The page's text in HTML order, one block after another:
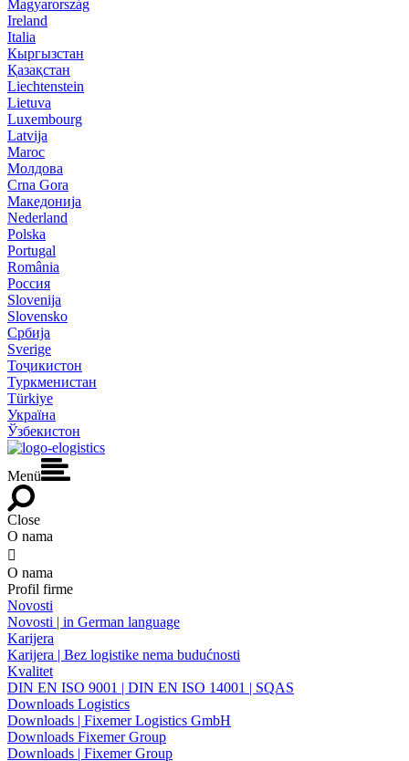
Magyarország
Ireland
Italia
Кыргызстан
Қазақстан
Liechtenstein
Lietuva
Luxembourg
Latvija
Maroc
Молдова
Crna Gora
Македонија
Nederland
Polska
Portugal
România
Россия
Slovenija
Slovensko
Србија
Sverige
Тоҷикистон
Туркменистан
Türkiye
Україна
Ўзбекистон
Menü
Close
O nama

O nama
Profil firme
Novosti
Novosti | in German language
Karijera
Karijera | Bez logistike nema budućnosti
Kvalitet
DIN EN ISO 9001 | DIN EN ISO 14001 | SQAS
Downloads Logistics
Downloads | Fixemer Logistics GmbH
Downloads Fixemer Group
Downloads | Fixemer Group